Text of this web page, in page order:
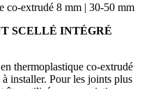
co-extrudé 8 mm | 30-50 mm
SCELLÉ INTÉGRÉ
thermoplastique co-extrudé
installer. Pour les joints plus